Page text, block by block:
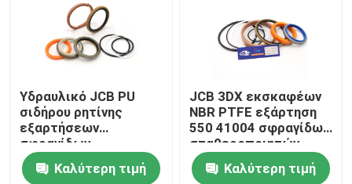
Υδραυλικό JCB PU
σιδήρου ρητίνης
εξαρτήσεων
σφραγίδων
λαστιχένιο υλικό για
332Y-5599Καλύτερη τιμή
JCB 3DX εκσκαφέων
NBR PTFE εξάρτηση
550 41004 σφραγίδων
σταθεροποιητών
Καλύτερη τιμή